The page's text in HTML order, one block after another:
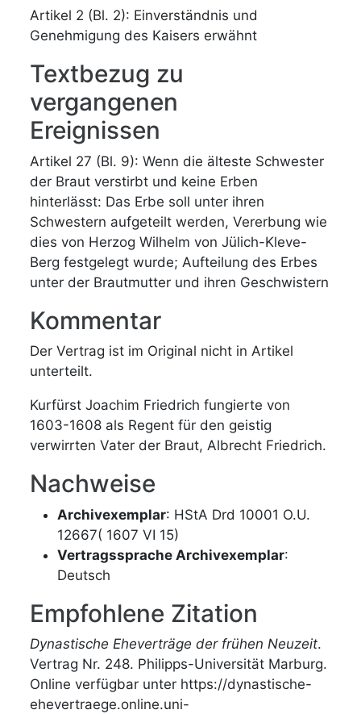
Artikel 2 (Bl. 2): Einverständnis und
Genehmigung des Kaisers erwähnt
Textbezug zu
vergangenen
Ereignissen
Artikel 27 (Bl. 9): Wenn die älteste Schwester
der Braut verstirbt und keine Erben
hinterlässt: Das Erbe soll unter ihren
Schwestern aufgeteilt werden, Vererbung wie
dies von Herzog Wilhelm von Jülich-Kleve-
Berg festgelegt wurde; Aufteilung des Erbes
unter der Brautmutter und ihren Geschwistern
Kommentar
Der Vertrag ist im Original nicht in Artikel
unterteilt.
Kurfürst Joachim Friedrich fungierte von
1603-1608 als Regent für den geistig
verwirrten Vater der Braut, Albrecht Friedrich.
Nachweise
Archivexemplar: HStA Drd 10001 O.U.
12667( 1607 VI 15)
Vertragssprache Archivexemplar:
Deutsch
Empfohlene Zitation
Dynastische Eheverträge der frühen Neuzeit.
Vertrag Nr. 248. Philipps-Universität Marburg.
Online verfügbar unter https://dynastische-
ehevertraege.online.uni-